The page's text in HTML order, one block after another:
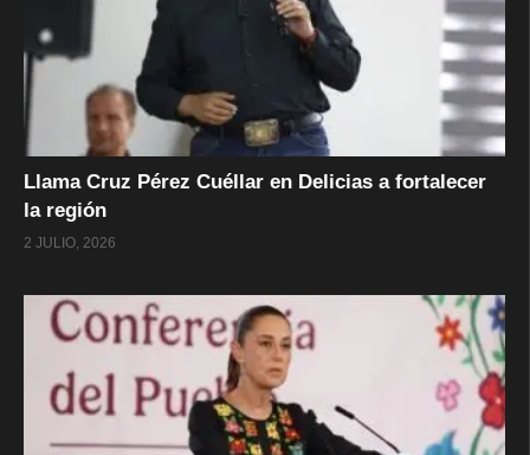
Llama Cruz Pérez Cuéllar en Delicias a fortalecer
la región
2 JULIO, 2026